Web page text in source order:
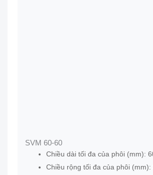
SVM 60-60
Chiều dài tối đa của phôi (mm):
Chiều rộng tối đa của phôi (mm):